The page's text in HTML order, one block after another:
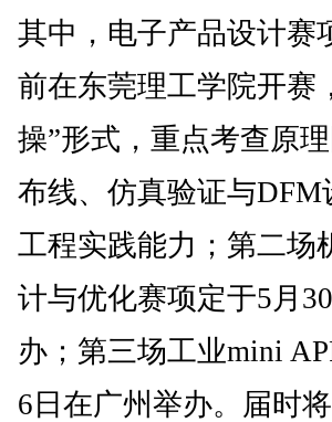
其中，电子产品设计赛
前在东莞理工学院开赛
操”形式，重点考查原
布线、仿真验证与
工程实践能力；第二场
计与优化赛项定于5月
办；第三场工业mini
6日在广州举办。届时